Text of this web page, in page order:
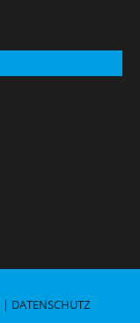
| DATENSCHUTZ